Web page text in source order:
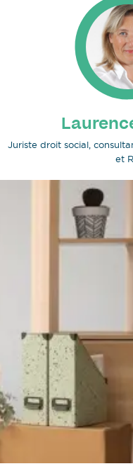
Juriste droit social,
et